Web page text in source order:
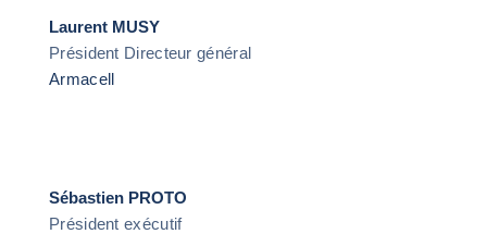
Laurent MUSY
Président Directeur général
Armacell
Sébastien PROTO
Président exécutif